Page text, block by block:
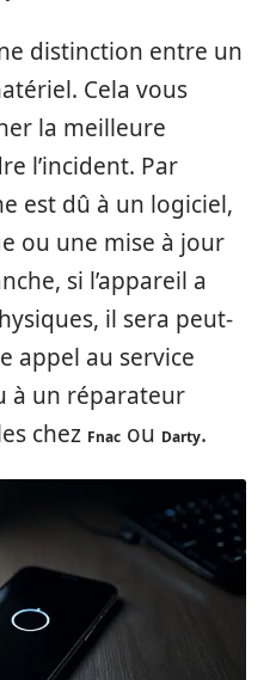
distinction entre un
Cela vous
la meilleure
l’incident. Par
est dû à un logiciel,
ou une mise à jour
si l’appareil a
il sera peut-
appel au service
à un réparateur
chez Fnac ou Darty.